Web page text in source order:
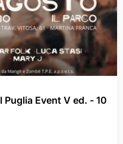
Event V ed. - 10